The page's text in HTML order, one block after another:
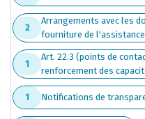
2
Arrangements avec les
fourniture de
1
Art. 22.3 (points de
renforcement des
1 Notifications de